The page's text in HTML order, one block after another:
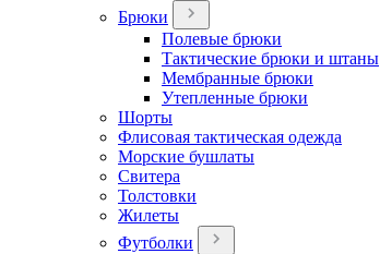
Брюки
Полевые брюки
Тактические брюки и штаны
Мембранные брюки
Утепленные брюки
Шорты
Флисовая тактическая одежда
Морские бушлаты
Свитера
Толстовки
Жилеты
Футболки